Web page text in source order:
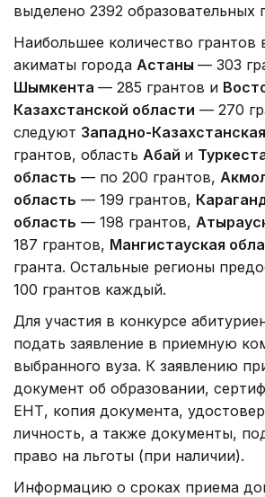
выделено 2392 образовательных
Наибольшее количество грантов
акиматы города Астаны — 303
Шымкента — 285 грантов и
Казахстанской области — 270
следуют Западно-
грантов, область Абай и
область — по 200 грантов,
область — 199 грантов,
область — 198 грантов,
187 грантов, Мангистауская
гранта. Остальные регионы
100 грантов каждый.
Для участия в конкурсе
подать заявление в приемную
выбранного вуза. К заявлению
документ об образовании,
ЕНТ, копия документа,
личность, а также документы,
право на льготы (при наличии).
Информацию о сроках приема